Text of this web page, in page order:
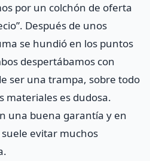
por un colchón de oferta
Después de unos
se hundió en los puntos
despertábamos con
ser una trampa, sobre todo
materiales es dudosa.
una buena garantía y en
evitar muchos